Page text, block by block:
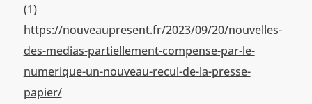
(1)
https://nouveaupresent.fr/2023/09/20/nouvelles-
des-medias-partiellement-compense-par-le-
numerique-un-nouveau-recul-de-la-presse-
papier/